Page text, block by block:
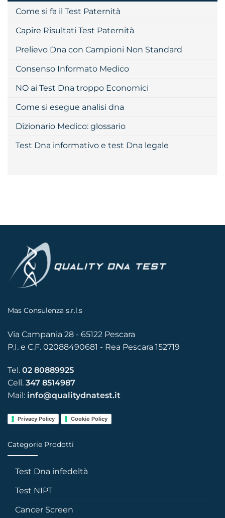
Come si fa il Test Paternità
Capire Risultati Test Paternità
Prelievo Dna con Campioni Non Standard
Consenso Informato Medico
NO ai Test Dna troppo Economici
Come si esegue analisi dna
Dizionario Medico: glossario
Test Dna informativo e test Dna legale
Mas Consulenza s.r.l.s
Via Campania 28 - 65122 Pescara
P.I. e C.F. 02088490681 - Rea Pescara 152719
Tel. 02 80889925
Cell. 347 8514987
Mail: info@qualitydnatest.it
Privacy Policy Cookie Policy
Categorie Prodotti
Test Dna infedeltà
Test NIPT
Cancer Screen